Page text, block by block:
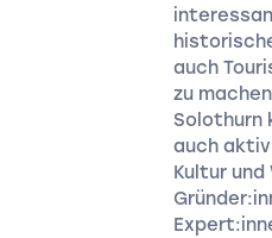
auch
zu
Solothurn
auch aktiv
Kultur